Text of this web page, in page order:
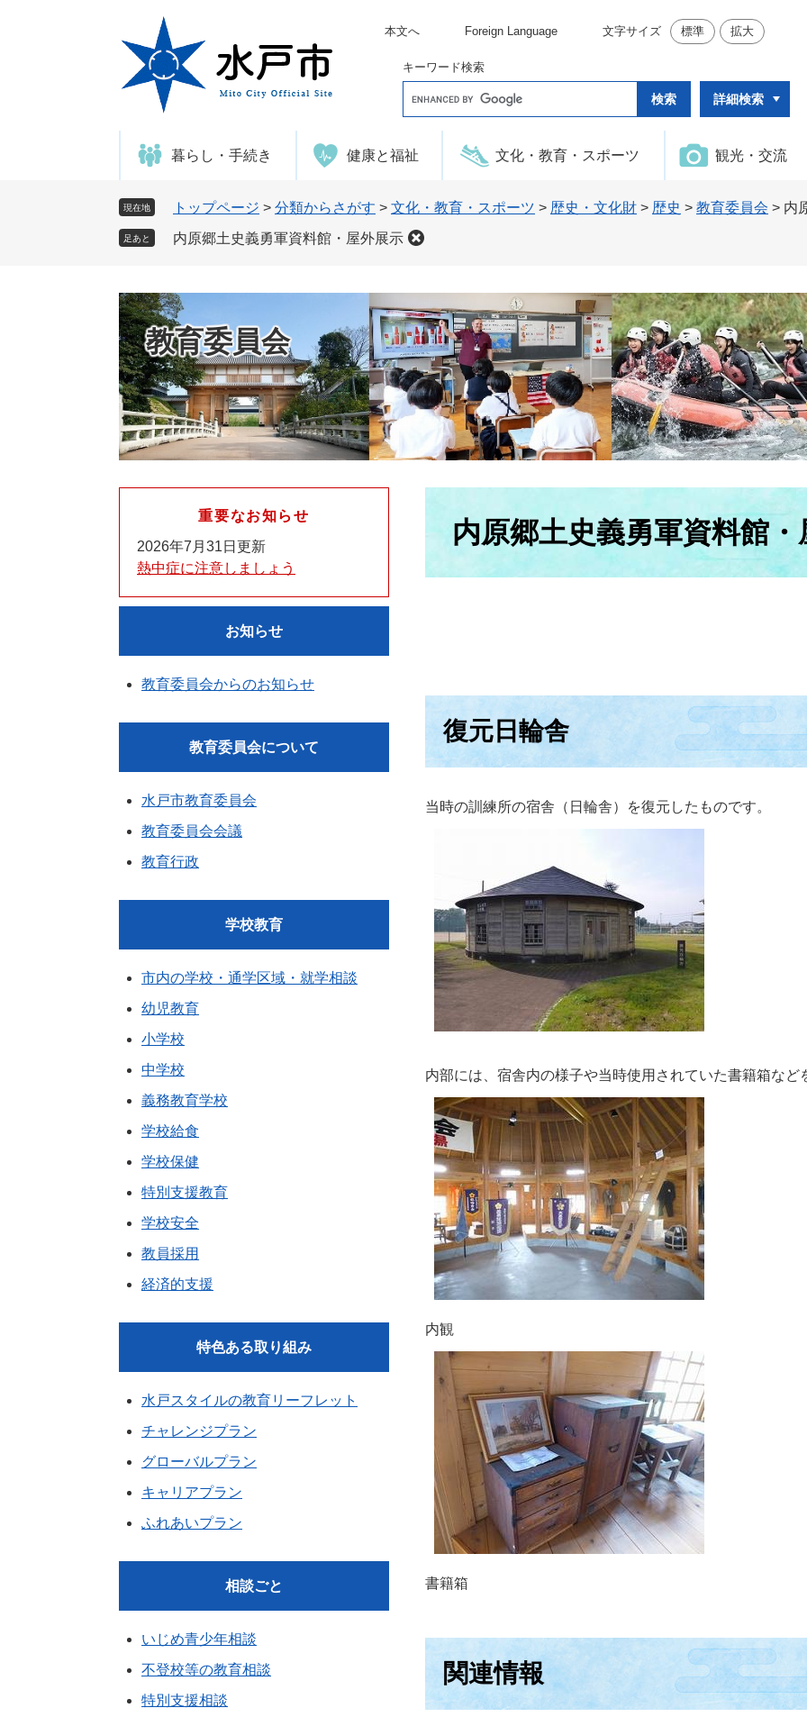
本文へ Foreign Language 文字サイズ 標準 拡大
キーワード検索
o
e
タ
ム
検
索
詳細検索
暮らし・手続き 健康と福祉 文化・教育・スポーツ 観光・交流
現在地 トップページ > 分類からさがす > 文化・教育・スポーツ > 歴史・文化財 > 歴史 > 教育委員会 > 内
足あと 内原郷土史義勇軍資料館・屋外展示
教育委員会
内原郷土史義勇軍資料館・
復元日輪舎
当時の訓練所の宿舎（日輪舎）を復元したものです。
内部には、宿舎内の様子や当時使用されていた書籍箱など
内観​
書籍箱
関連情報
重要なお知らせ
2026年7月31日更新
熱中症に注意しましょう
お知らせ
教育委員会からのお知らせ
教育委員会について
水戸市教育委員会
教育委員会会議
教育行政
学校教育
市内の学校・通学区域・就学相談
幼児教育
小学校
中学校
義務教育学校
学校給食
学校保健
特別支援教育
学校安全
教員採用
経済的支援
特色ある取り組み
水戸スタイルの教育リーフレット
チャレンジプラン
グローバルプラン
キャリアプラン
ふれあいプラン
相談ごと
いじめ青少年相談
不登校等の教育相談
特別支援相談